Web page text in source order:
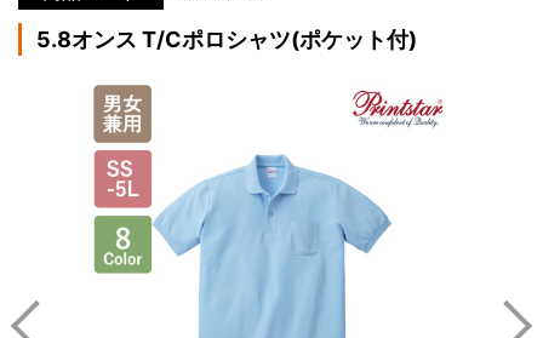
5.8オンス T/Cポロシャツ(ポケット付)